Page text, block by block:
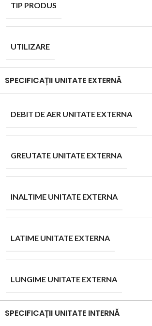
TIP PRODUS
UTILIZARE
SPECIFICAȚII UNITATE EXTERNĂ
DEBIT DE AER UNITATE EXTERNA
GREUTATE UNITATE EXTERNA
INALTIME UNITATE EXTERNA
LATIME UNITATE EXTERNA
LUNGIME UNITATE EXTERNA
SPECIFICAȚII UNITATE INTERNĂ